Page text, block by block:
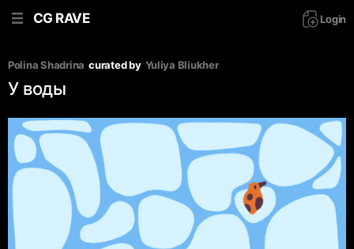
CG RAVE Login
Polina Shadrina curated by Yuliya Bliukher
У воды